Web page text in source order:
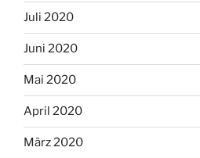
Juli 2020
Juni 2020
Mai 2020
April 2020
März 2020